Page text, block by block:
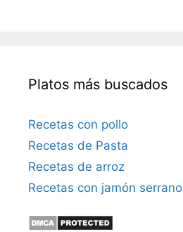
Platos más buscados
Recetas con pollo
Recetas de Pasta
Recetas de arroz
Recetas con jamón serrano